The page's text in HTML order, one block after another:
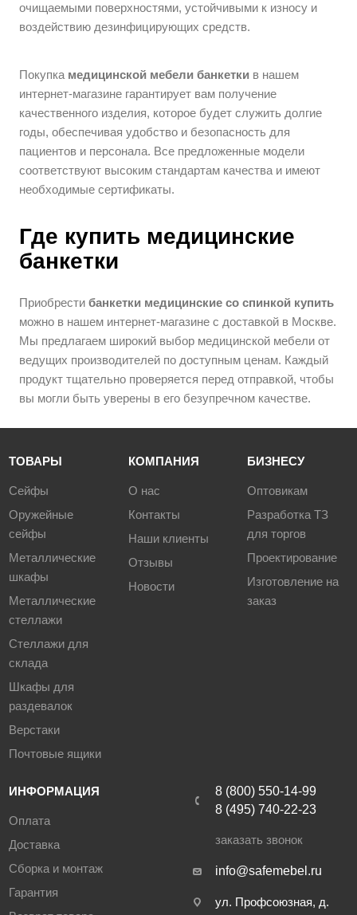
очищаемыми поверхностями, устойчивыми к износу и
воздействию дезинфицирующих средств.
Покупка медицинской мебели банкетки в нашем
интернет-магазине гарантирует вам получение
качественного изделия, которое будет служить долгие
годы, обеспечивая удобство и безопасность для
пациентов и персонала. Все предложенные модели
соответствуют высоким стандартам качества и имеют
необходимые сертификаты.
Где купить медицинские
банкетки
Приобрестибанкетки медицинские со спинкой купить
можно в нашем интернет-магазине с доставкой в Москве.
Мы предлагаем широкий выбор медицинской мебели от
ведущих производителей по доступным ценам. Каждый
продукт тщательно проверяется перед отправкой, чтобы
вы могли быть уверены в его безупречном качестве.
ТОВАРЫ
Сейфы
Оружейные
сейфы
Металлические
шкафы
Металлические
стеллажи
Стеллажи для
склада
Шкафы для
раздевалок
Верстаки
Почтовые ящики
КОМПАНИЯ
О нас
Контакты
Наши клиенты
Отзывы
Новости
БИЗНЕСУ
Оптовикам
Разработка ТЗ
для торгов
Проектирование
Изготовление на
заказ
ИНФОРМАЦИЯ
Оплата
Доставка
Сборка и монтаж
Гарантия
8 (800) 550-14-99
8 (495) 740-22-23
заказать звонок
info@safemebel.ru
ул. Профсоюзная, д.